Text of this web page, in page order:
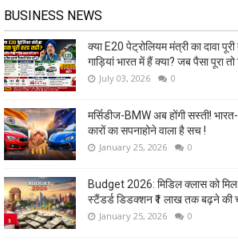
BUSINESS NEWS
क्या E20 पेट्रोलियम मंत्री का दावा
गाड़ियां भारत में हैं क्या? जब पैसा पूरा
July 03, 2026 0
मर्सिडीज-BMW अब होंगी सस्ती!
कारों का सपनाहोने वाला है सच !
January 25, 2026 0
Budget 2026: मिडिल क्लास को
स्टैंडर्ड डिडक्शन ₹1 लाख तक बढ़ने की
January 25, 2026 0